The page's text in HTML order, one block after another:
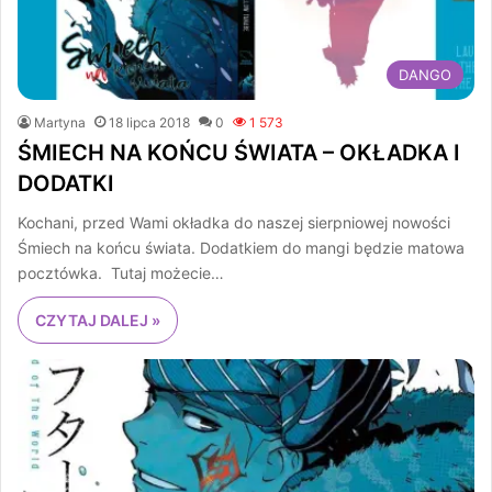
DANGO
Martyna 18 lipca 2018 0 1 573
ŚMIECH NA KOŃCU ŚWIATA – OKŁADKA I
DODATKI
Kochani, przed Wami okładka do naszej sierpniowej nowości
Śmiech na końcu świata. Dodatkiem do mangi będzie matowa
pocztówka. Tutaj możecie…
CZYTAJ DALEJ »